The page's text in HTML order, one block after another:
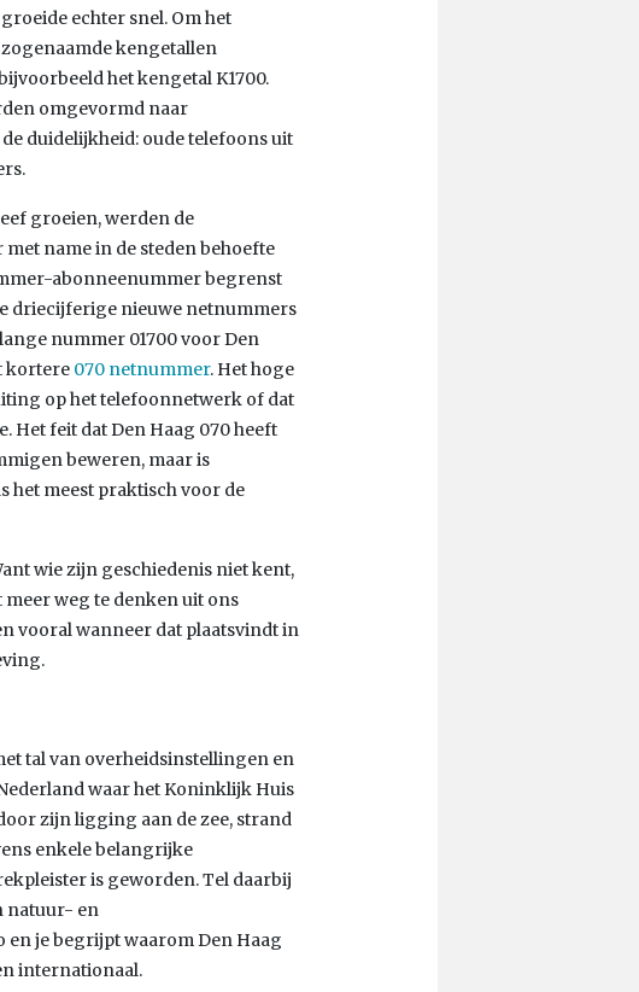
echter snel. Om het
kengetallen
het kengetal K1700.
omgevormd naar
duidelijkheid: oude telefoons uit
groeien, werden de
name in de steden behoefte
abonneenummer begrenst
driecijferige nieuwe netnummers
nummer 01700 voor Den
kortere 070 netnummer. Het hoge
op het telefoonnetwerk of dat
Het feit dat Den Haag 070 heeft
beweren, maar is
het meest praktisch voor de
wie zijn geschiedenis niet kent,
weg te denken uit ons
vooral wanneer dat plaatsvindt in
tal van overheidsinstellingen en
waar het Koninklijk Huis
zijn ligging aan de zee, strand
enkele belangrijke
is geworden. Tel daarbij
natuur- en
je begrijpt waarom Den Haag
internationaal.